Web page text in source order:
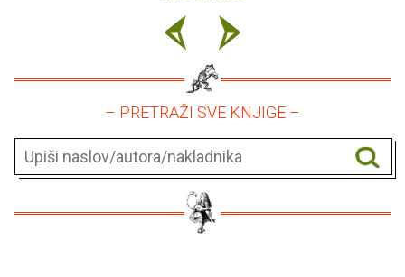
– PRETRAŽI SVE KNJIGE –